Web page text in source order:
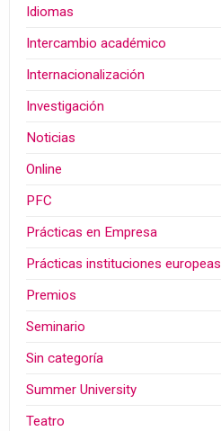
Idiomas
Intercambio académico
Internacionalización
Investigación
Noticias
Online
PFC
Prácticas en Empresa
Prácticas instituciones europeas
Premios
Seminario
Sin categoría
Summer University
Teatro